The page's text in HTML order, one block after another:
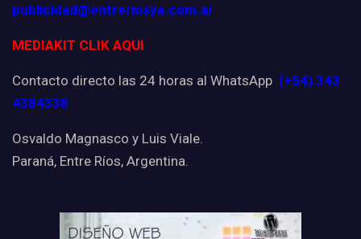
publicidad@entreriosya.com.ar
MEDIAKIT CLIK AQUI
Contacto directo las 24 horas al WhatsApp (+54) 343
4384338
Osvaldo Magnasco y Luis Viale.
Paraná, Entre Ríos, Argentina.